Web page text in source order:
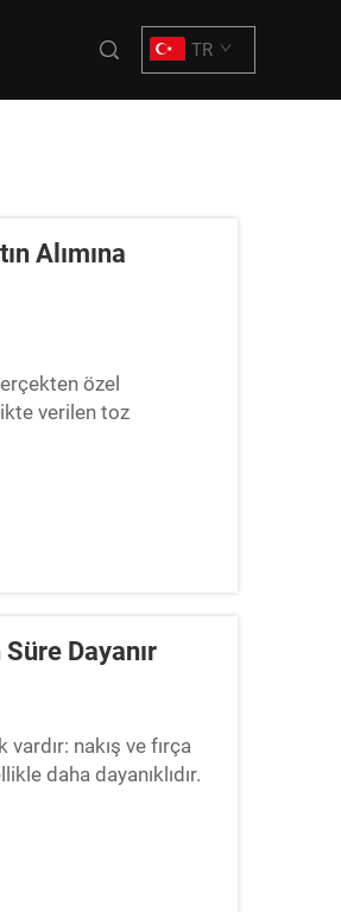
TR
Alımına
özel
verilen toz
için küçük bir ev
Dayanır
nakış ve fırça
daha dayanıklıdır.